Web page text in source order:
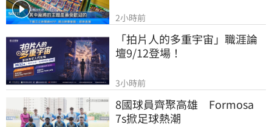
2小時前
「拍片人的多重宇宙」職涯論
壇9/12登場！
3小時前
8國球員齊聚高雄　Formosa
7s掀足球熱潮